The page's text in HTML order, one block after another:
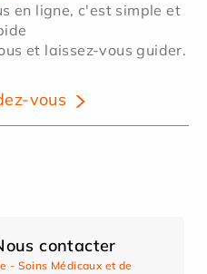
en ligne, c'est simple et
et laissez-vous guider.
vous
contacter
- Soins Médicaux et de